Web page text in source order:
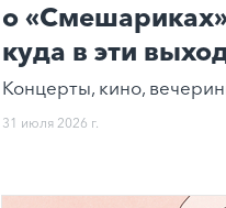
о
куда в эти
Концерты, кино,
31 июля 2026 г.